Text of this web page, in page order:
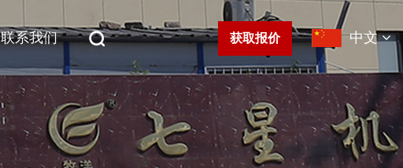
联系我们 获取报价 中文